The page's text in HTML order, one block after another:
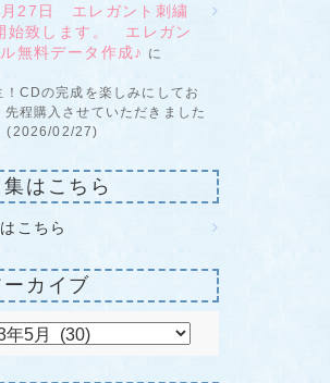
27日 エレガント刺繍
始致します。 エレガン
無料データ作成♪ に
！CDの完成を楽しみにしてお
先程購入させていただきました
(2026/02/27)
集はこちら
こちら
ーカイブ